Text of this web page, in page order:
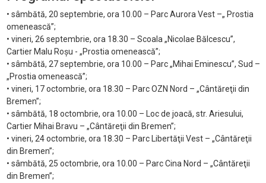
• sâmbătă, 20 septembrie, ora 10.00 – Parc Aurora Vest –„ Prostia
omenească”;
• vineri, 26 septembrie, ora 18.30 – Scoala „Nicolae Bălcescu”,
Cartier Malu Roşu - „Prostia omenească”;
• sâmbătă, 27 septembrie, ora 10.00 – Parc „Mihai Eminescu”, Sud –
„Prostia omenească”;
• vineri, 17 octombrie, ora 18.30 – Parc OZN Nord – „Cântăreţii din
Bremen”;
• sâmbătă, 18 octombrie, ora 10.00 – Loc de joacă, str. Ariesului,
Cartier Mihai Bravu – „Cântăreţii din Bremen”;
• vineri, 24 octombrie, ora 18.30 – Parc Libertăţii Vest – „Cântăreţii
din Bremen”;
• sâmbătă, 25 octombrie, ora 10.00 – Parc Cina Nord – „Cântăreţii
din Bremen”;